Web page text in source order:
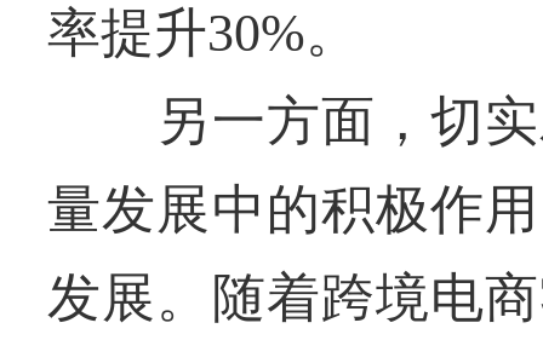
率提升30%。
另一方面，切实
量发展中的积极作
发展。随着跨境电